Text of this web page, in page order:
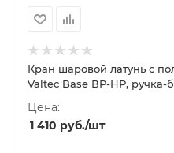
Кран шаровой латунь с
Valtec Base ВР-НР, ручка-
Цена:
1 410 руб./шт